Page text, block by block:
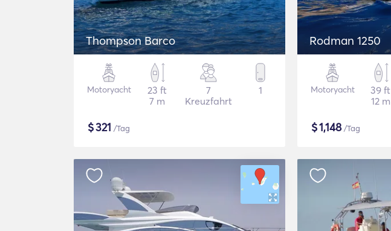
Thompson Barco
Motoryacht
23 ft
7 m
7
Kreuzfahrt
1
$321 /Tag
Rodman 1250
Motoryacht
39 ft
12 m
$1,148/Tag